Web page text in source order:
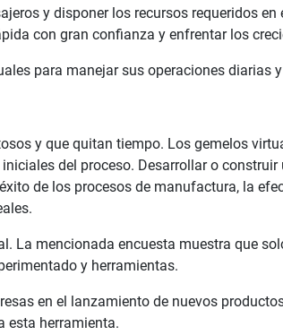
y disponer los recursos requeridos
con gran confianza y enfrentar los
para manejar sus operaciones diarias
y que quitan tiempo. Los gemelos
del proceso. Desarrollar o
de los procesos de manufactura, la
La mencionada encuesta muestra que
y herramientas.
en el lanzamiento de nuevos
esta herramienta.